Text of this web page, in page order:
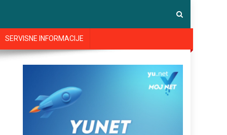
SERVISNE INFORMACIJE